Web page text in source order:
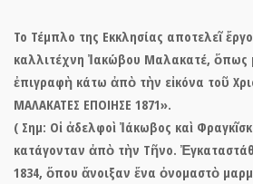
Το Τέμπλο της Εκκλησίας αποτελεῖ
καλλιτέχνη Ἰακώβου Μαλακατέ, ὅπως
ἐπιγραφὴ κάτω ἀπὸ τὴν εἰκόνα τοῦ
ΜΑΛΑΚΑΤΕΣ ΕΠΟΙΗΣΕ 1871».
( Σημ: Οἱ ἀδελφοὶ Ἰάκωβος καὶ
κατάγονταν ἀπὸ τὴν Τῆνο.
1834, ὅπου ἄνοιξαν ἕνα ὀνομαστὸ